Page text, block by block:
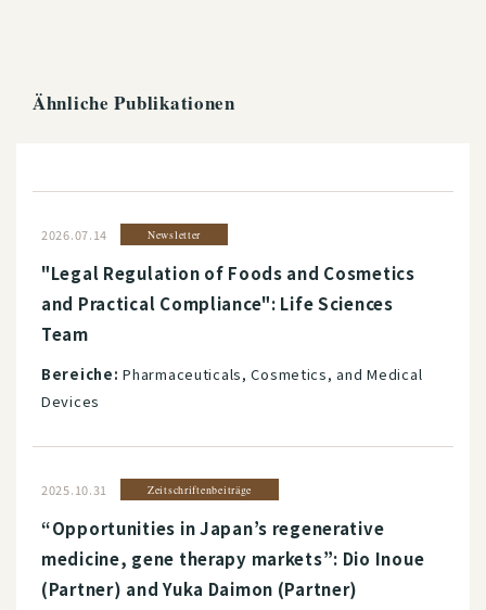
Ähnliche Publikationen
2026.07.14 Newsletter
"Legal Regulation of Foods and Cosmetics
and Practical Compliance": Life Sciences
Team
Bereiche: Pharmaceuticals, Cosmetics, and Medical
Devices
2025.10.31 Zeitschriftenbeiträge
“Opportunities in Japan’s regenerative
medicine, gene therapy markets”: Dio Inoue
(Partner) and Yuka Daimon (Partner)